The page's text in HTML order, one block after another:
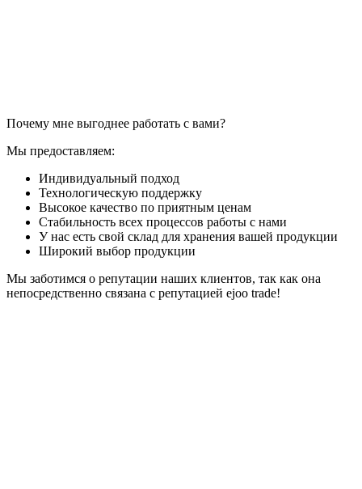
Почему мне выгоднее работать с вами?
Мы предоставляем:
Индивидуальный подход
Технологическую поддержку
Высокое качество по приятным ценам
Стабильность всех процессов работы с нами
У нас есть свой склад для хранения вашей продукции
Широкий выбор продукции
Мы заботимся о репутации наших клиентов, так как она
непосредственно связана с репутацией ejoo trade!